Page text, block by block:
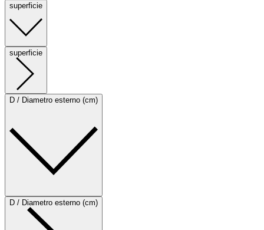
superficie
superficie
D / Diametro esterno (cm)
D / Diametro esterno (cm)